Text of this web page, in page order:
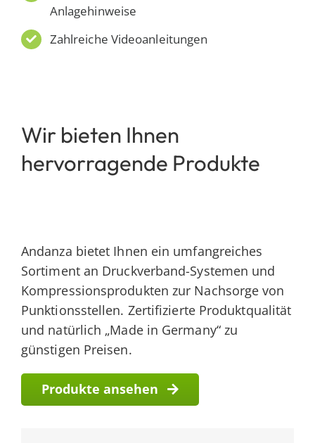
Anlagehinweise
Zahlreiche Videoanleitungen
Wir bieten Ihnen
hervorragende Produkte
Andanza bietet Ihnen ein umfangreiches
Sortiment an Druckverband-Systemen und
Kompressionsprodukten zur Nachsorge von
Punktionsstellen. Zertifizierte Produktqualität
und natürlich „Made in Germany“ zu
günstigen Preisen.
Produkte ansehen